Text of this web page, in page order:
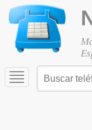
Toggle
navigation